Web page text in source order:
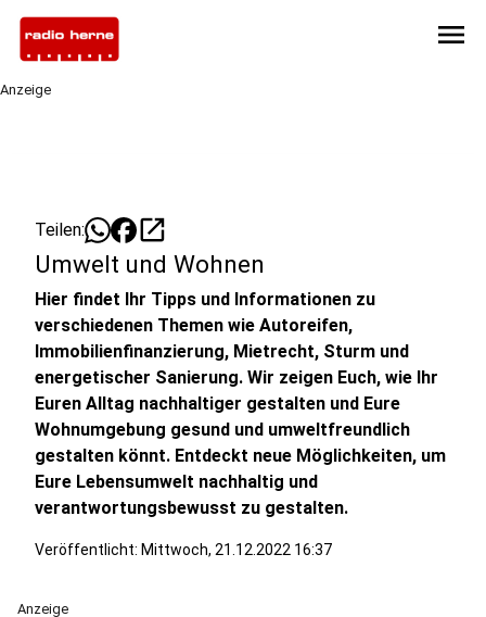
menu
Anzeige
Teilen: open_in_new
Umwelt und Wohnen
Hier findet Ihr Tipps und Informationen zu
verschiedenen Themen wie Autoreifen,
Immobilienfinanzierung, Mietrecht, Sturm und
energetischer Sanierung. Wir zeigen Euch, wie Ihr
Euren Alltag nachhaltiger gestalten und Eure
Wohnumgebung gesund und umweltfreundlich
gestalten könnt. Entdeckt neue Möglichkeiten, um
Eure Lebensumwelt nachhaltig und
verantwortungsbewusst zu gestalten.
Veröffentlicht: Mittwoch, 21.12.2022 16:37
Anzeige